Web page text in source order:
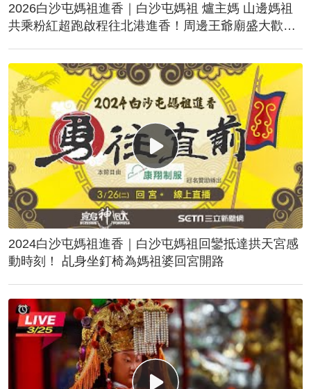
2026白沙屯媽祖進香｜白沙屯媽祖 爐主媽 山邊媽祖
共乘粉紅超跑啟程往北港進香！周邊王爺廟盛大歡
2024白沙屯媽祖進香｜白沙屯媽祖回鑾抵達拱天宮感
動時刻！ 乩身坐釘椅為媽祖婆回宮開路